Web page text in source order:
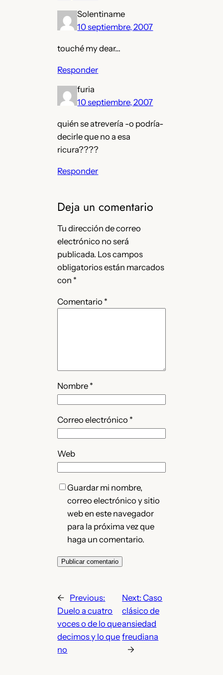
Solentiname
10 septiembre, 2007
touché my dear…
Responder
furia
10 septiembre, 2007
quién se atrevería -o podría-
decirle que no a esa
ricura????
Responder
Deja un comentario
Tu dirección de correo
electrónico no será
publicada. Los campos
obligatorios están marcados
con *
Comentario *
Nombre *
Correo electrónico *
Web
Guardar mi nombre,
correo electrónico y sitio
web en este navegador
para la próxima vez que
haga un comentario.
← Previous:
Duelo a cuatro
voces o de lo que
decimos y lo que
no
Next:Caso
clásico de
ansiedad
freudiana
→